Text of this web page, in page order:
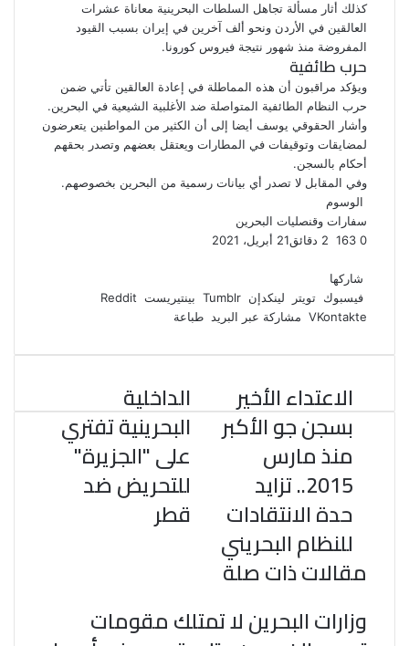
كذلك أثار مسألة تجاهل السلطات البحرينية معاناة عشرات
العالقين في الأردن ونحو ألف آخرين في إيران بسبب القيود
المفروضة منذ شهور نتيجة فيروس كورونا.
حرب طائفية
ويؤكد مراقبون أن هذه المماطلة في إعادة العالقين تأتي ضمن
حرب النظام الطائفية المتواصلة ضد الأغلبية الشيعية في البحرين.
وأشار الحقوقي يوسف أيضا إلى أن الكثير من المواطنين يتعرضون
لمضايقات وتوقيفات في المطارات ويعتقل بعضهم وتصدر بحقهم
أحكام بالسجن.
وفي المقابل لا تصدر أي بيانات رسمية من البحرين بخصوصهم.
الوسوم
سفارات وقنصليات البحرين
21 أبريل، 2021
0
ي
س
ب
ك
و
ي
ت
ي
ن
ك
إ
T
u
m
l
ي
ن
ت
ر
س
ت
R
e
d
i
ا
ت
س
ب
شاركها
فيسبوك تويتر لينكدإن بينتيريست
مشاركة عبر البريد طباعة
الداخلية
البحرينية تفتري
على "الجزيرة"
للتحريض ضد
قطر
الاعتداء الأخير
بسجن جو الأكبر
منذ مارس
2015.. تزايد
حدة الانتقادات
للنظام البحريني
مقالات ذات صلة
وزارات البحرين لا تمتلك مقومات